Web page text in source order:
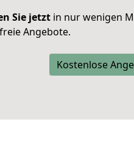
Sie jetzt in nur wenigen
Angebote.
Kostenlose